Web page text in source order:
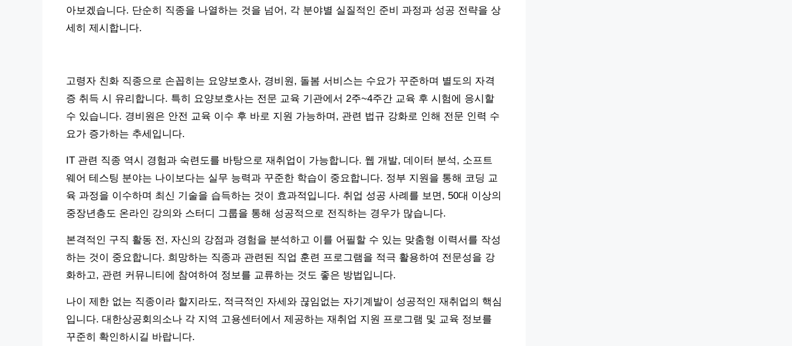
아보겠습니다. 단순히 직종을 나열하는 것을 넘어, 각 분야별 실질적인 준비 과정과 성공 전략을 상
세히 제시합니다.
고령자 친화 직종으로 손꼽히는 요양보호사, 경비원, 돌봄 서비스는 수요가 꾸준하며 별도의 자격
증 취득 시 유리합니다. 특히 요양보호사는 전문 교육 기관에서 2주~4주간 교육 후 시험에 응시할
수 있습니다. 경비원은 안전 교육 이수 후 바로 지원 가능하며, 관련 법규 강화로 인해 전문 인력 수
요가 증가하는 추세입니다.
IT 관련 직종 역시 경험과 숙련도를 바탕으로 재취업이 가능합니다. 웹 개발, 데이터 분석, 소프트
웨어 테스팅 분야는 나이보다는 실무 능력과 꾸준한 학습이 중요합니다. 정부 지원을 통해 코딩 교
육 과정을 이수하며 최신 기술을 습득하는 것이 효과적입니다. 취업 성공 사례를 보면, 50대 이상의
중장년층도 온라인 강의와 스터디 그룹을 통해 성공적으로 전직하는 경우가 많습니다.
본격적인 구직 활동 전, 자신의 강점과 경험을 분석하고 이를 어필할 수 있는 맞춤형 이력서를 작성
하는 것이 중요합니다. 희망하는 직종과 관련된 직업 훈련 프로그램을 적극 활용하여 전문성을 강
화하고, 관련 커뮤니티에 참여하여 정보를 교류하는 것도 좋은 방법입니다.
나이 제한 없는 직종이라 할지라도, 적극적인 자세와 끊임없는 자기계발이 성공적인 재취업의 핵심
입니다. 대한상공회의소나 각 지역 고용센터에서 제공하는 재취업 지원 프로그램 및 교육 정보를
꾸준히 확인하시길 바랍니다.